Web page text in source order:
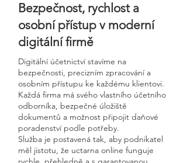
Bezpečnost, rychlost a
osobní přístup v moderní
digitální firmě
Digitální účetnictví stavíme na
bezpečnosti, precizním zpracování a
osobním přístupu ke každému klientovi.
Každá firma má svého vlastního účetního
odborníka, bezpečné úložiště
dokumentů a možnost připojit daňové
poradenství podle potřeby.
Služba je postavená tak, aby podnikatel
měl jistotu, že uctarna online funguje